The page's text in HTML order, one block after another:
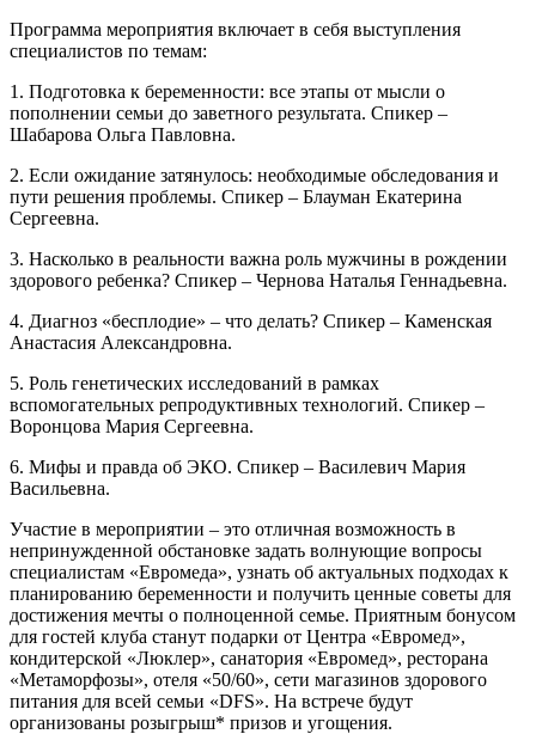
Программа мероприятия включает в себя выступления
специалистов по темам:
1. Подготовка к беременности: все этапы от мысли о
пополнении семьи до заветного результата. Спикер –
Шабарова Ольга Павловна.
2. Если ожидание затянулось: необходимые обследования и
пути решения проблемы. Спикер – Блауман Екатерина
Сергеевна.
3. Насколько в реальности важна роль мужчины в рождении
здорового ребенка? Спикер – Чернова Наталья Геннадьевна.
4. Диагноз «бесплодие» – что делать? Спикер – Каменская
Анастасия Александровна.
5. Роль генетических исследований в рамках
вспомогательных репродуктивных технологий. Спикер –
Воронцова Мария Сергеевна.
6. Мифы и правда об ЭКО. Спикер – Василевич Мария
Васильевна.
Участие в мероприятии – это отличная возможность в
непринужденной обстановке задать волнующие вопросы
специалистам «Евромеда», узнать об актуальных подходах к
планированию беременности и получить ценные советы для
достижения мечты о полноценной семье. Приятным бонусом
для гостей клуба станут подарки от Центра «Евромед»,
кондитерской «Люклер», санатория «Евромед», ресторана
«Метаморфозы», отеля «50/60», сети магазинов здорового
питания для всей семьи «DFS». На встрече будут
организованы розыгрыш* призов и угощения.